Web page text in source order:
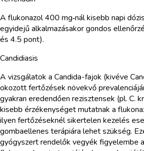
A flukonazol 400 mg‑nál kisebb napi
egyidejű alkalmazásakor gondos
és 4.5 pont).
Candidiasis
A vizsgálatok a Candida-fajok (kivéve
okozott fertőzések növekvő
gyakran eredendően rezisztensek (pl. C.
kisebb érzékenységet mutatnak a
ilyen fertőzéseknél sikertelen kezelés
gombaellenes terápiára lehet szükség.
gyógyszert rendelők vegyék figyelembe